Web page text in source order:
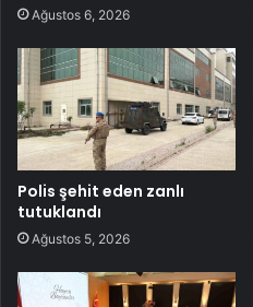
Ağustos 6, 2026
Polis şehit eden zanlı
tutuklandı
Ağustos 5, 2026